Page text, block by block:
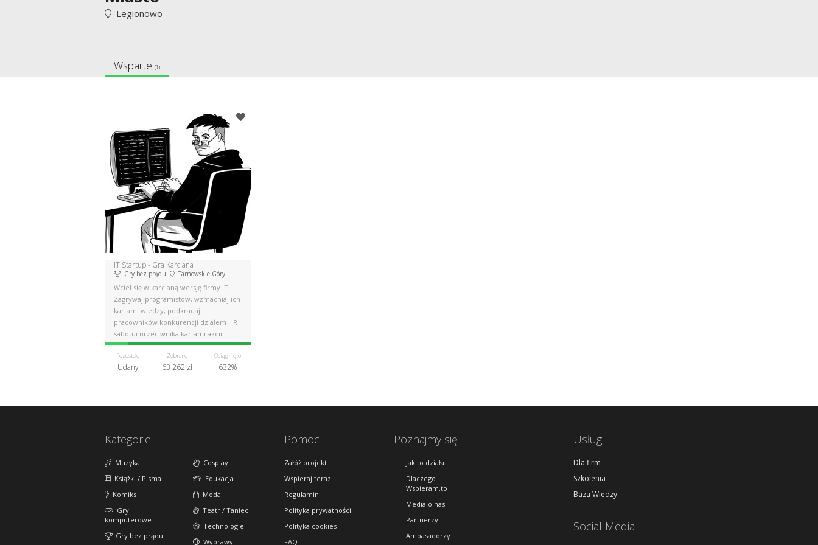
Legionowo
Wsparte (1)
IT Startup - Gra Karciana
Gry bez prądu Tarnowskie Góry
Wciel się w karcianą wersję firmy IT!
Zagrywaj programistów, wzmacniaj ich
kartami wiedzy, podkradaj
pracowników konkurencji działem HR i
sabotuj przeciwnika kartami akcji
Pozostało
Udany
Zebrano
63 262 zł
Osiągnięto
632%
Kategorie
Muzyka
Książki / Pisma
Komiks
Gry
komputerowe
Gry bez prądu
Cosplay
Edukacja
Moda
Teatr / Taniec
Technologie
Wyprawy
Pomoc
Załóż projekt
Wspieraj teraz
Regulamin
Polityka prywatności
Polityka cookies
FAQ
Poznajmy się
Jak to działa
Dlaczego
Wspieram.to
Media o nas
Partnerzy
Ambasadorzy
Usługi
Dla firm
Szkolenia
Baza Wiedzy
Social Media